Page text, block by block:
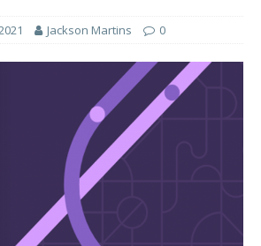
Jackson Martins 0